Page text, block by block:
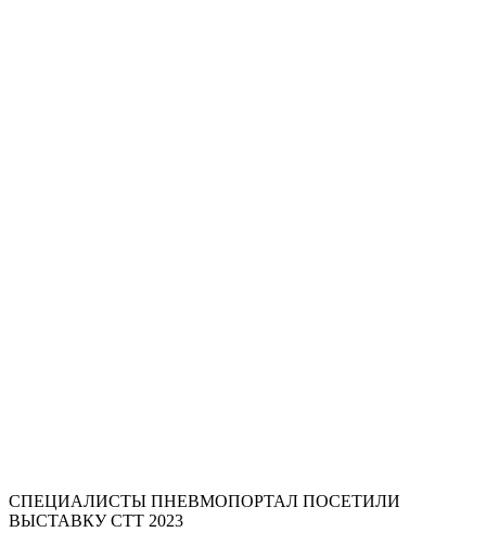
СПЕЦИАЛИСТЫ ПНЕВМОПОРТАЛ ПОСЕТИЛИ
ВЫСТАВКУ СТТ 2023